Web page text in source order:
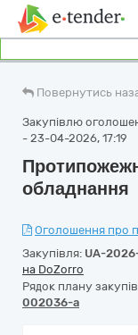
Повернутись
Закупівлю
- 23-04-2026, 17:19
обладнання
Оголошення про
Закупівля: UA-
на DoZorro
Рядок плану
002036-a